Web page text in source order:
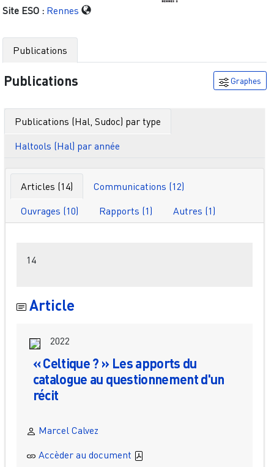
Site ESO : Rennes
Publications
Publications Graphes
Publications (Hal, Sudoc) par type
Haltools (Hal) par année
Articles (14)
Communications (12)
Ouvrages (10)
Rapports (1) Autres (1)
14
Article
2022
« Celtique ? » Les apports du
catalogue au questionnement d'un
récit
Marcel Calvez
Accèder au document